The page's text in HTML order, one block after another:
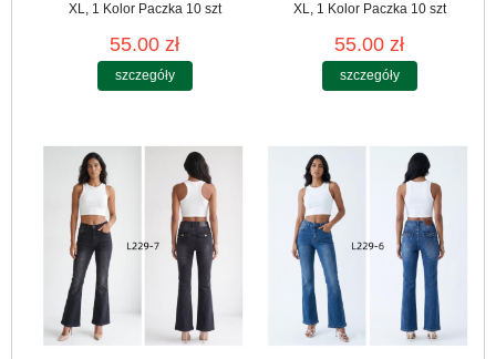
XL, 1 Kolor Paczka 10 szt
55.00 zł
szczegóły
XL, 1 Kolor Paczka 10 szt
55.00 zł
szczegóły